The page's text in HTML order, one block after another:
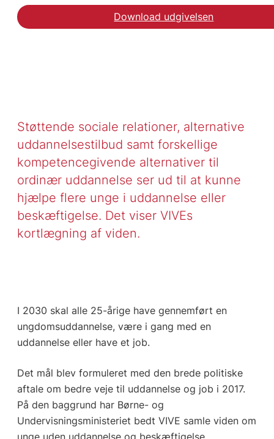
Download udgivelsen
Få mere viden om
Støttende sociale relationer, alternative
uddannelsestilbud samt forskellige
kompetencegivende alternativer til
ordinær uddannelse ser ud til at kunne
hjælpe flere unge i uddannelse eller
beskæftigelse. Det viser VIVEs
kortlægning af viden.
I 2030 skal alle 25-årige have gennemført en
ungdomsuddannelse, være i gang med en
uddannelse eller have et job.
Det mål blev formuleret med den brede politiske
aftale om bedre veje til uddannelse og job i 2017.
På den baggrund har Børne- og
Undervisningsministeriet bedt VIVE samle viden om